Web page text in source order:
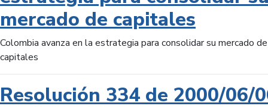
mercado de capitales
Colombia avanza en la estrategia para consolidar su mercado de
capitales
Resolución 334 de 2000/06/